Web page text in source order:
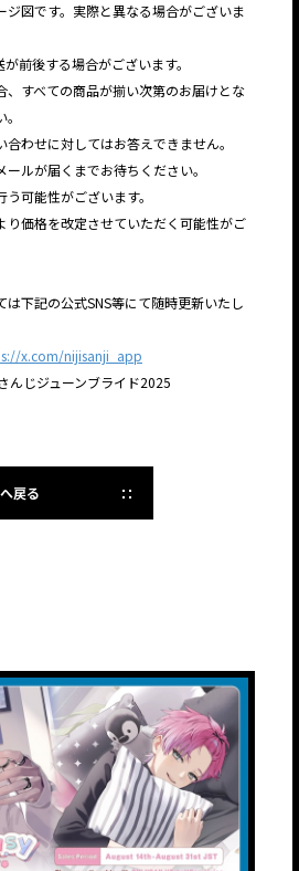
図です。実際と異なる場合がございま
前後する場合がございます。
すべての商品が揃い次第のお届けとな
わせに対してはお答えできません。
ールが届くまでお待ちください。
可能性がございます。
価格を改定させていただく可能性がご
は下記の公式SNS等にて随時更新いたし
x.com/nijisanji_app
んじジューンブライド2025
戻る